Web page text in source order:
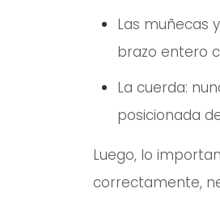
Las muñecas
brazo entero
La cuerda:
posicionada
Luego, lo
correctamente,